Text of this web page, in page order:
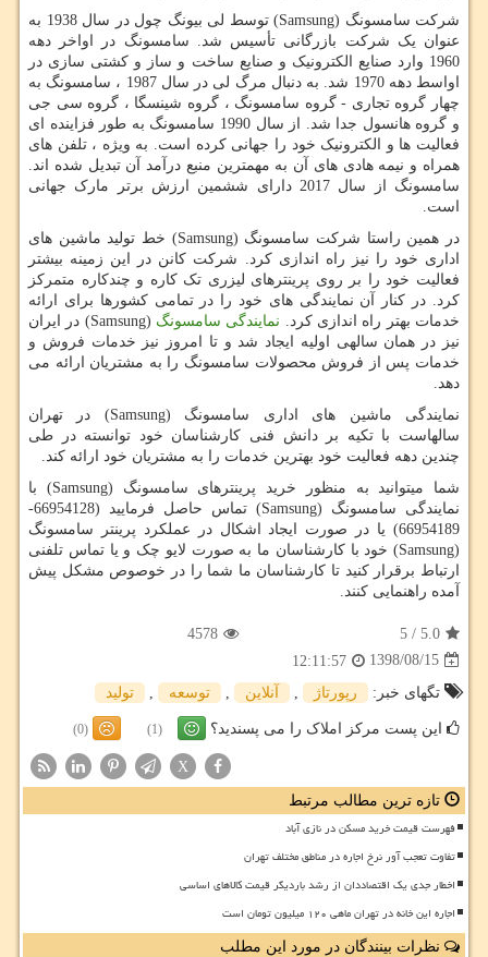
شرکت سامسونگ (Samsung
) توسط لی بیونگ چول در سال 1938 به
عنوان یک شرکت بازرگانی تأسیس شد. سامسونگ در اواخر دهه
1960 وارد صنایع الکترونیک و صنایع ساخت و ساز و کشتی سازی در
اواسط دهه 1970 شد. به دنبال مرگ لی در سال 1987 ، سامسونگ به
چهار گروه تجاری - گروه سامسونگ ، گروه شینسگا ، گروه سی جی
و گروه هانسول جدا شد. از سال 1990 سامسونگ به طور فزاینده ای
فعالیت ها و الکترونیک خود را جهانی کرده است. به ویژه ، تلفن های
همراه و نیمه هادی های آن به مهمترین منبع درآمد آن تبدیل شده اند.
سامسونگ از سال 2017 دارای ششمین ارزش برتر مارک جهانی
است.
در همین راستا شرکت سامسونگ (Samsung) خط تولید ماشین های
اداری خود را نیز راه اندازی کرد. شرکت کانن در این زمینه بیشتر
فعالیت خود را بر روی پرینترهای لیزری تک کاره و چندکاره متمرکز
کرد. در کنار آن نمایندگی های خود را در تمامی کشورها برای ارائه
خدمات بهتر راه اندازی کرد. نمایندگی سامسونگ (
Samsung) در ایران
نیز در همان سالهی اولیه ایجاد شد و تا امروز نیز خدمات فروش و
خدمات پس از فروش محصولات سامسونگ را به مشتریان ارائه می
دهد.
نمایندگی ماشین های اداری سامسونگ (Samsung) در تهران
سالهاست با تکیه بر دانش فنی کارشناسان خود توانسته در طی
چندین دهه فعالیت خود بهترین خدمات را به مشتریان خود ارائه کند.
شما میتوانید به منظور خرید پرینترهای سامسونگ (Samsung) با
نمایندگی سامسونگ (Samsung) تماس حاصل فرمایید (66954128-
66954189) یا در صورت ایجاد اشکال در عملکرد پرینتر سامسونگ
(Samsung) خود با کارشناسان ما به صورت لایو چک و یا تماس تلفنی
ارتباط برقرار کنید تا کارشناسان ما شما را در خوصوص مشکل پیش
آمده راهنمایی کنند.
5.0
/
5
4578
1398/08/15
12:11:57
تگهای خبر:
رپورتاژ , آنلاین , توسعه , تولید
این پست مرکز املاک را می پسندید؟ (1)
(0)
X
تازه ترین مطالب مرتبط
فهرست قیمت خرید مسکن در نازی آباد
تفاوت تعجب آور نرخ اجاره در مناطق مختلف تهران
اخطار جدی یک اقتصاددان از رشد باردیگر قیمت کالاهای اساسی
اجاره این خانه در تهران ماهی ۱۲۰ میلیون تومان است
نظرات بینندگان در مورد این مطلب